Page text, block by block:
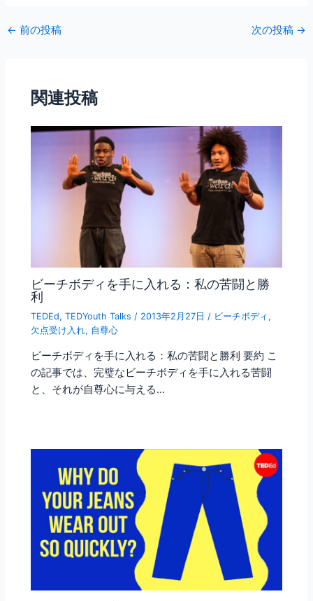
c
e
o
o
k
← 前の投稿 次の投稿 →
関連投稿
ビーチボディを手に入れる：私の苦闘と勝
利
TEDEd,TEDYouth Talks / 2013年2月27日 / ビーチボディ ,
欠点受け入れ, 自尊心
ビーチボディを手に入れる：私の苦闘と勝利 要約 こ
の記事では、完璧なビーチボディを手に入れる苦闘
と、それが自尊心に与える…